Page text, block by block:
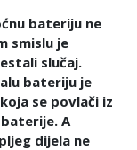
bateriju ne
smislu je
slučaj.
bateriju je
se povlači iz
A
dijela ne